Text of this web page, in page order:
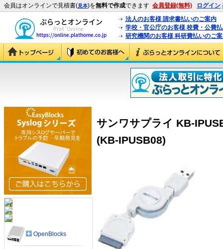
会員はオンラインで見積書(見本)を無料で作成できます 会員登録(無料) ログイン
法人のお客様 請求書払いのご案内
学校・官公庁のお客様 校費・公費
研究機関のお客様 科研費払いのご
サンワサプライ KB-
(KB-IPUSB08)
OpenBlocks